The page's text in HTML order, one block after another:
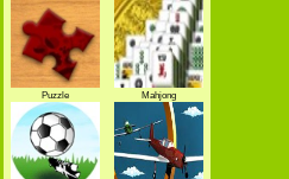
Puzzle Mahjong